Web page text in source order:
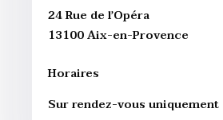
24 Rue de l’Opéra
13100 Aix-en-Provence
Horaires
Sur rendez-vous uniquement